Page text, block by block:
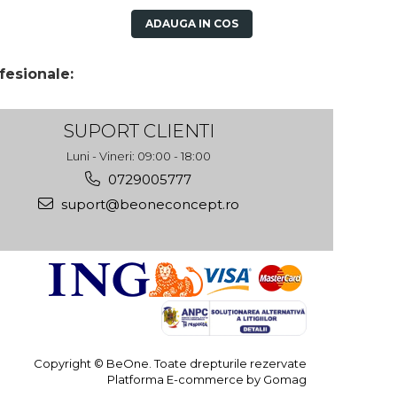
ADAUGA IN COS
SUPORT CLIENTI
Luni - Vineri: 09:00 - 18:00
0729005777
suport@beoneconcept.ro
Copyright © BeOne. Toate drepturile rezervate
Platforma E-commerce by Gomag